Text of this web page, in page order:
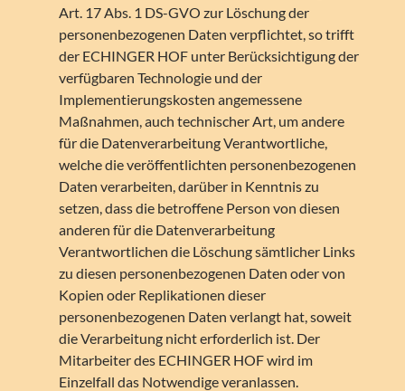
Art. 17 Abs. 1 DS-GVO zur Löschung der
personenbezogenen Daten verpflichtet, so trifft
der ECHINGER HOF unter Berücksichtigung der
verfügbaren Technologie und der
Implementierungskosten angemessene
Maßnahmen, auch technischer Art, um andere
für die Datenverarbeitung Verantwortliche,
welche die veröffentlichten personenbezogenen
Daten verarbeiten, darüber in Kenntnis zu
setzen, dass die betroffene Person von diesen
anderen für die Datenverarbeitung
Verantwortlichen die Löschung sämtlicher Links
zu diesen personenbezogenen Daten oder von
Kopien oder Replikationen dieser
personenbezogenen Daten verlangt hat, soweit
die Verarbeitung nicht erforderlich ist. Der
Mitarbeiter des ECHINGER HOF wird im
Einzelfall das Notwendige veranlassen.